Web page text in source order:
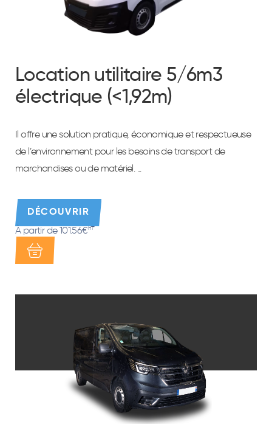
Location utilitaire 5/6m3
électrique (<1,92m)
Il offre une solution pratique, économique et respectueuse
de l’environnement pour les besoins de transport de
marchandises ou de matériel. ...
DÉCOUVRIR
À partir de 101.56€ HT*